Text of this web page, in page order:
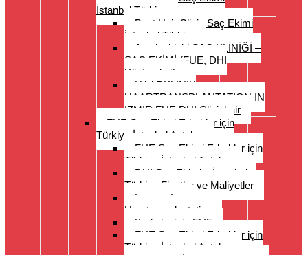
İstanbul Türkiye
Best Hair Clinic Saç Ekimi
İstanbul Türkiye
Antalya’daki SAÇ KLİNİĞİ –
SAÇ EKİMİ (FUE, DHI
Yöntemleri)
HAARKLINIK
HAARTRANSPLANTATION IN
IZMIR FUE DHI Clinichair
FUE Saç Ekimi Erkekler için
Türkiye İstanbul Antalya
FUE Saç Ekimi Erkekler için
Türkiye İstanbul Antalya
DHI Saç Ekimi – İstanbul –
Türkiye Fiyatlar ve Maliyetler
Long to Long
Haartransplantation
Kadınlar için FUE
FUE Saç Ekimi Erkekler için
Türkiye İstanbul Antalya